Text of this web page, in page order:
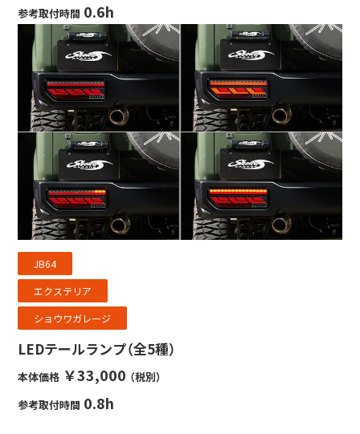
参考取付時間 0.6h
JB64
エクステリア
ショウワガレージ
LEDテールランプ（全5種）
本体価格 ￥33,000 （税別）
参考取付時間 0.8h